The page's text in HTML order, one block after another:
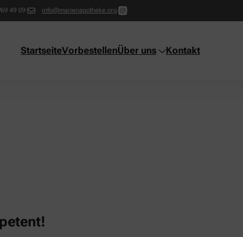
49 09 info@marienapotheke.org
StartseiteVorbestellenÜber uns Kontakt